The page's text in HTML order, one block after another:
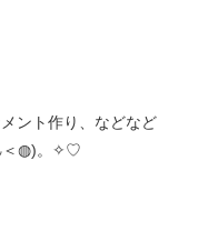
ント作り、などなど
＜◍)。✧♡